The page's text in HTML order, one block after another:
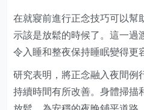
在就寢前進行正念技巧可以幫
示該是放鬆的時候了。這一過
令入睡和整夜保持睡眠變得更
研究表明，將正念融入夜間例
持續時間有所改善。身體掃描